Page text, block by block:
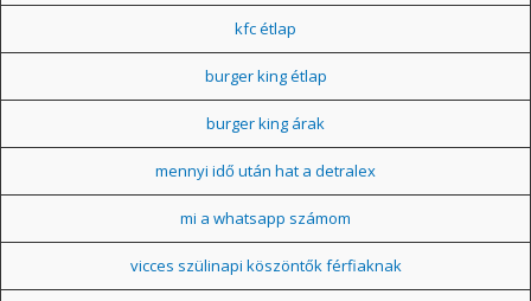
kfc étlap
burger king étlap
burger king árak
mennyi idő után hat a detralex
mi a whatsapp számom
vicces szülinapi köszöntők férfiaknak